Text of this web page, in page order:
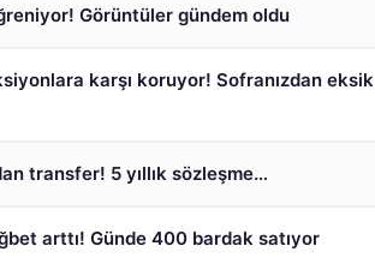
Görüntüler gündem oldu
karşı koruyor! Sofranızdan eksik
transfer! 5 yıllık sözleşme…
arttı! Günde 400 bardak satıyor